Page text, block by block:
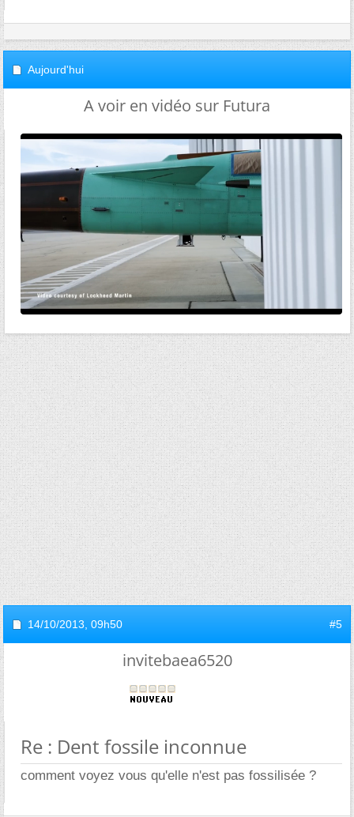
Aujourd'hui
A voir en vidéo sur Futura
14/10/2013, 09h50 #5
invitebaea6520
Re : Dent fossile inconnue
comment voyez vous qu'elle n'est pas fossilisée ?